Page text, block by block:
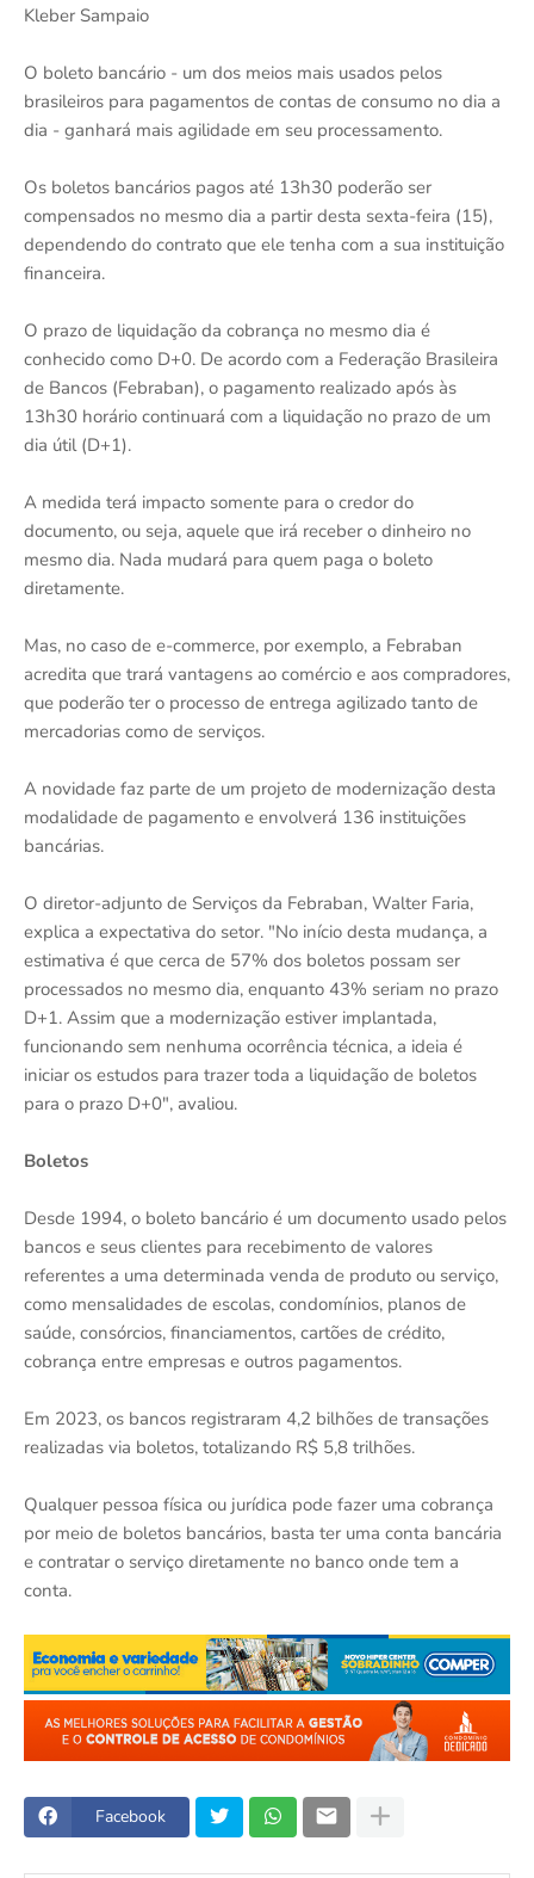
Kleber Sampaio
O boleto bancário - um dos meios mais usados pelos
brasileiros para pagamentos de contas de consumo no dia a
dia - ganhará mais agilidade em seu processamento.
Os boletos bancários pagos até 13h30 poderão ser
compensados no mesmo dia a partir desta sexta-feira (15),
dependendo do contrato que ele tenha com a sua instituição
financeira.
O prazo de liquidação da cobrança no mesmo dia é
conhecido como D+0. De acordo com a Federação Brasileira
de Bancos (Febraban), o pagamento realizado após às
13h30 horário continuará com a liquidação no prazo de um
dia útil (D+1).
A medida terá impacto somente para o credor do
documento, ou seja, aquele que irá receber o dinheiro no
mesmo dia. Nada mudará para quem paga o boleto
diretamente.
Mas, no caso de e-commerce, por exemplo, a Febraban
acredita que trará vantagens ao comércio e aos compradores,
que poderão ter o processo de entrega agilizado tanto de
mercadorias como de serviços.
A novidade faz parte de um projeto de modernização desta
modalidade de pagamento e envolverá 136 instituições
bancárias.
O diretor-adjunto de Serviços da Febraban, Walter Faria,
explica a expectativa do setor. "No início desta mudança, a
estimativa é que cerca de 57% dos boletos possam ser
processados no mesmo dia, enquanto 43% seriam no prazo
D+1. Assim que a modernização estiver implantada,
funcionando sem nenhuma ocorrência técnica, a ideia é
iniciar os estudos para trazer toda a liquidação de boletos
para o prazo D+0", avaliou.
Boletos
Desde 1994, o boleto bancário é um documento usado pelos
bancos e seus clientes para recebimento de valores
referentes a uma determinada venda de produto ou serviço,
como mensalidades de escolas, condomínios, planos de
saúde, consórcios, financiamentos, cartões de crédito,
cobrança entre empresas e outros pagamentos.
Em 2023, os bancos registraram 4,2 bilhões de transações
realizadas via boletos, totalizando R$ 5,8 trilhões.
Qualquer pessoa física ou jurídica pode fazer uma cobrança
por meio de boletos bancários, basta ter uma conta bancária
e contratar o serviço diretamente no banco onde tem a
conta.
Facebook